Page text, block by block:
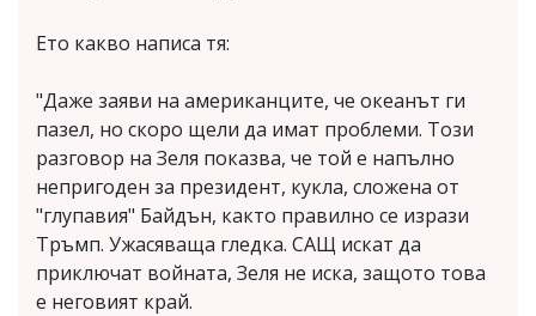
Ето какво написа тя:
"Даже заяви на американците, че океанът ги
пазел, но скоро щели да имат проблеми. Този
разговор на Зеля показва, че той е напълно
непригоден за президент, кукла, сложена от
"глупавия" Байдън, както правилно се изрази
Тръмп. Ужасяваща гледка. САЩ искат да
приключат войната, Зеля не иска, защото това
е неговият край.